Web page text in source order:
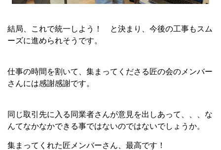
結局、これで統一しよう！ と決まり、今後の工事もスム
ーズに進められそうです。
仕事の時間を割いて、集まってくださる匠の会のメンバー
さんには感謝感謝です。
同じ取引先に入る同業者さんが意見を出しあって、、、な
んてなかなかできる事ではないのではないでしょうか。
集まってくれた匠メンバーさん、最高です！